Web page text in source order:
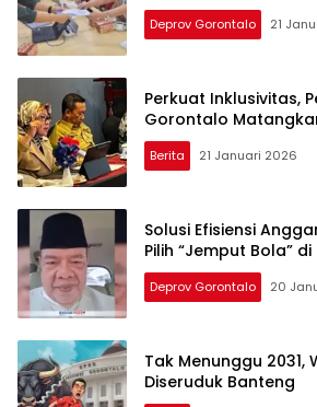
Deprov Gorontalo 21
Perkuat Inklusivitas,
Gorontalo
Berita 21 Januari 2026
Solusi Efisiensi
Pilih “Jemput Bola” di
Deprov Gorontalo 20
Tak Menunggu 2031,
Diseruduk Banteng